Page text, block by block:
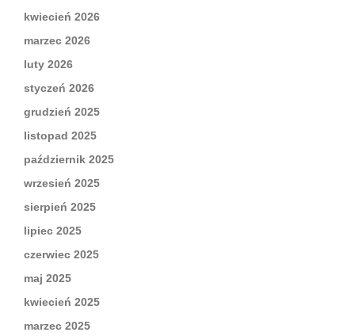
kwiecień 2026
marzec 2026
luty 2026
styczeń 2026
grudzień 2025
listopad 2025
październik 2025
wrzesień 2025
sierpień 2025
lipiec 2025
czerwiec 2025
maj 2025
kwiecień 2025
marzec 2025